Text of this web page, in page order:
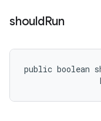
shouldRun
public boolean